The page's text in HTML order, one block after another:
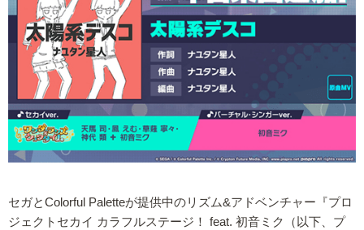
セガとColorful Paletteが提供中のリズム&アドベンチャー『プロ
ジェクトセカイ カラフルステージ！ feat. 初音ミク（以下、プ